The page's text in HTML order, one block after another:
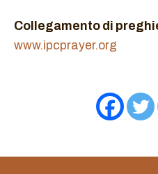
Collegamento di
www.ipcprayer.org